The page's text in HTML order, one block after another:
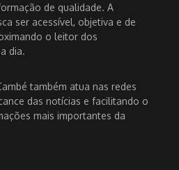
de qualidade. A
ser acessível, objetiva e de
o leitor dos
dia.
também atua nas redes
das notícias e facilitando o
mais importantes da